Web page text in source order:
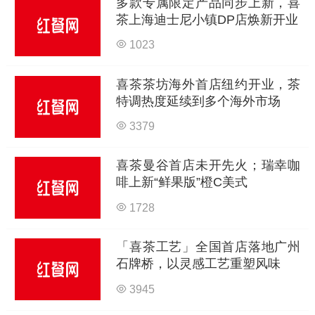
茶上海迪士尼小镇DP店焕新开业
1023
喜茶茶坊海外首店纽约开业，茶
特调热度延续到多个海外市场
3379
喜茶曼谷首店未开先火；瑞幸咖
啡上新“鲜果版”橙C美式
1728
「喜茶工艺」全国首店落地广州
石牌桥，以灵感工艺重塑风味
3945